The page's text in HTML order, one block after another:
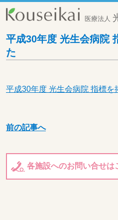
医療法人
平成30年度 光生会病院
た
平成30年度 光生会病院 指標を
前の記事へ
各施設へのお問い合せは